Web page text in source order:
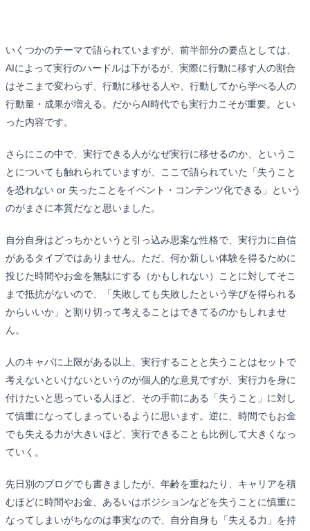
いくつかのテーマで語られていますが、前半部分の要点としては、
AIによって実行のハードルは下がるが、実際に行動に移す人の割合
はそこまで変わらず、行動に移せる人や、行動してから学べる人の
行動量・成果が増える。だからAI時代でも実行力こそが重要。とい
った内容です。
さらにこの中で、実行できる人がなぜ実行に移せるのか、というこ
とについても触れられていますが、ここで語られていた「失うこと
を恐れない or 失ったことをイベント・コンテンツ化できる」という
のがまさに本質だなと思いました。
自分自身はどっちかというと引っ込み思案な性格で、実行力に自信
があるタイプではありません。ただ、何か新しい体験を得るために
投じた時間やお金を無駄にする（かもしれない）ことに対してそこ
まで抵抗がないので、「失敗しても失敗したという学びを得られる
からいいか」と割り切って考えることはできてるのかもしれませ
ん。
人のキャパに上限がある以上、実行することと失うことはセットで
考えないといけないというのが個人的な意見ですが、実行力を身に
付けたいと思っている人ほど、その手前にある「失うこと」に対し
て慎重になってしまっているように思います。逆に、時間でもお金
でも失える力が大きいほど、実行できることも比例して大きくなっ
ていく。
先日別のブログでも書きましたが、年齢を重ねたり、キャリアを積
むほどに時間やお金、あるいはポジションなどを失うことに慎重に
なってしまいがちなのは事実なので、自分自身も「失える力」を持